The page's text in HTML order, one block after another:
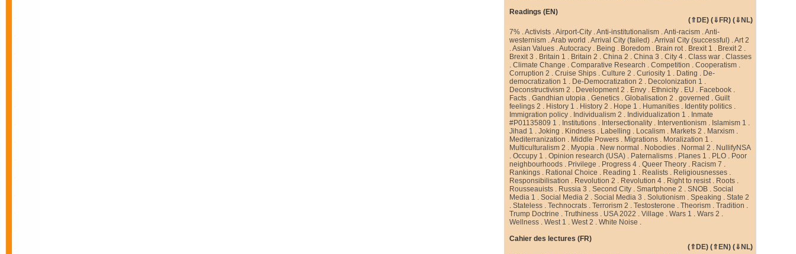
Readings (EN)
(⇑DE) (⇓FR) (⇓NL)
7% .Activists .Airport-City .Anti-institutionalism .Anti-racism .Anti-
westernism .Arab world .Arrival City (failed) .Arrival City (successful) .Art 2
.Asian Values .Autocracy . Being . Boredom . Brain rot. Brexit 1 . Brexit 2 .
Brexit 3 . Britain 1 . Britain 2 .China 2 .China 3 .City 4 .Class war .Classes
.Climate Change .Comparative Research .Competition .Cooperatism .
Corruption 2 .Cruise Ships .Culture 2 .Curiosity 1 . Dating . De-
democratization 1 . De-Democratization 2 . Decolonization 1 .
Deconstructivism 2 . Development 2 . Envy . Ethnicity . EU . Facebook .
Facts .Gandhian utopia .Genetics .Globalisation 2 .governed .Guilt
feelings 2 . History 1 . History 2 . Hope 1 . Humanities . Identity politics .
Immigration policy . Individualism 2 . Individualization 1 . Inmate
#P01135809 1 . Institutions . Intersectionality . Interventionism . Islamism 1 .
Jihad 1 .Joking . Kindness . Labelling . Localism . Markets 2 . Marxism .
Mediterranization . Middle Powers . Migrations . Moralization 1 .
Multiculturalism 2 . Myopia . New normal . Nobodies . Normal 2 . NullifyNSA
.Occupy 1 .Opinion research (USA) . Paternalisms . Planes 1 . PLO . Poor
neighbourhoods . Privilege . Progress 4 .Queer Theory . Racism 7 .
Rankings . Rational Choice . Reading 1 . Realists . Religiousnesses .
Responsibilisation . Revolution 2 . Revolution 4 . Right to resist. Roots .
Rousseauists . Russia 3 .Second City .Smartphone 2 .SNOB .Social
Media 1 .Social Media 2 .Social Media 3 .Solutionism .Speaking .State 2
.Stateless .Technocrats .Terrorism 2 .Testosterone .Theorism .Tradition .
Trump Doctrine .Truthiness . USA 2022 .Village .Wars 1 .Wars 2 .
Wellness .West 1 .West 2 .White Noise .
Cahier des lectures (FR)
(⇑DE) (⇑EN) (⇓NL)